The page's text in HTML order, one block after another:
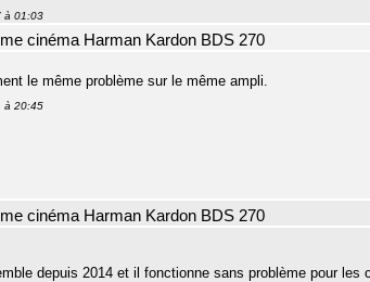
à 01:03
cinéma Harman Kardon BDS 270
le même problème sur le même ampli.
à 20:45
cinéma Harman Kardon BDS 270
depuis 2014 et il fonctionne sans problème pour les